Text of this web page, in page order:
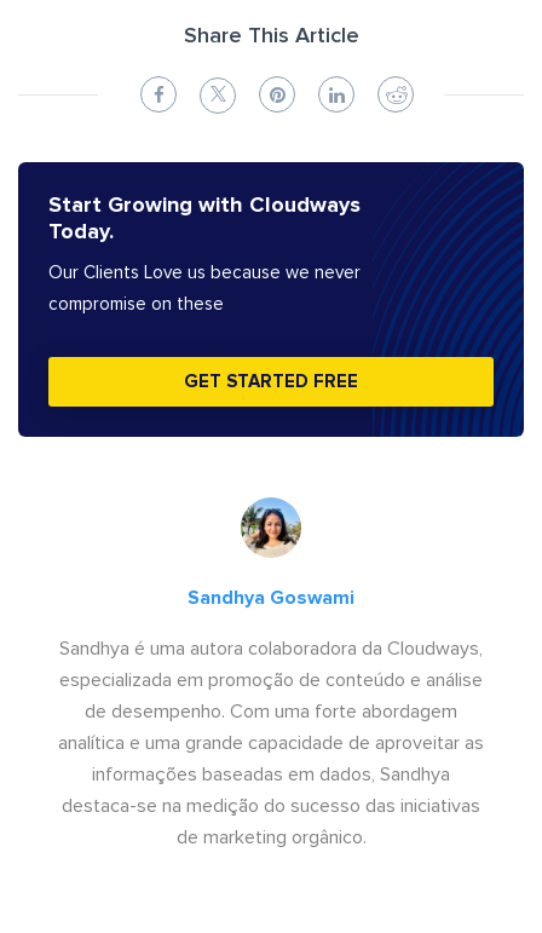
Share This Article
Start Growing with Cloudways
Today.
Our Clients Love us because we never
compromise on these
GET STARTED FREE
Sandhya Goswami
Sandhya é uma autora colaboradora da Cloudways,
especializada em promoção de conteúdo e análise
de desempenho. Com uma forte abordagem
analítica e uma grande capacidade de aproveitar as
informações baseadas em dados, Sandhya
destaca-se na medição do sucesso das iniciativas
de marketing orgânico.